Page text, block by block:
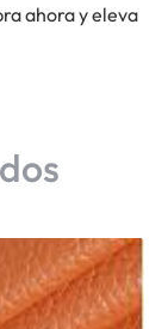
ahora y eleva